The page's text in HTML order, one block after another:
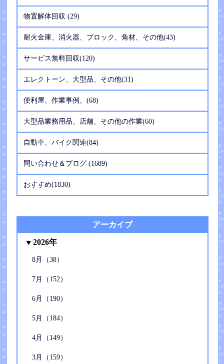
物置解体回収 (29)
耐火金庫、消火器、ブロック、角材、その他(43)
サービス無料回収(120)
エレクトーン、大型品、その他(31)
便利屋、作業事例、(68)
大型品業務用品、店舗、その他の作業(60)
自動車、バイク関連(84)
問い合わせ＆ブログ (1689)
おすすめ(1830)
アーカイブ
2026年
8月（38）
7月（152）
6月（190）
5月（184）
4月（149）
3月（159）